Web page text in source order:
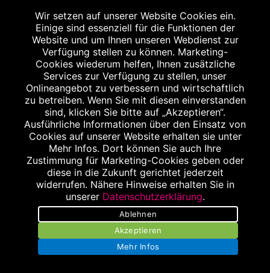
Impressum
Datenschutz
Barrierefreiheit
Kontakt
Bildnachweis
AGB
Wir setzen auf unserer Website Cookies ein.
Einige sind essenziell für die Funktionen der
Website und um Ihnen unseren Webdienst zur
Verfügung stellen zu können. Marketing-
Cookies wiederum helfen, Ihnen zusätzliche
Services zur Verfügung zu stellen, unser
Onlineangebot zu verbessern und wirtschaftlich
zu betreiben. Wenn Sie mit diesen einverstanden
sind, klicken Sie bitte auf „Akzeptieren“.
Ausführliche Informationen über den Einsatz von
Cookies auf unserer Website erhalten sie unter
Mehr Infos. Dort können Sie auch Ihre
Zustimmung für Marketing-Cookies geben oder
diese in die Zukunft gerichtet jederzeit
widerrufen. Nähere Hinweise erhalten Sie in
unserer Datenschutzerklärung.
Ablehnen
Akzeptieren
Mehr Infos